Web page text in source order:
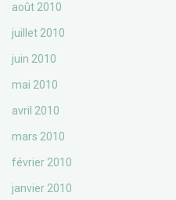
août 2010
juillet 2010
juin 2010
mai 2010
avril 2010
mars 2010
février 2010
janvier 2010